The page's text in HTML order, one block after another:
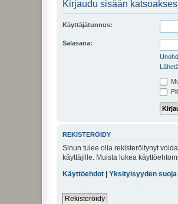
Kirjaudu sisään
Käyttäjätunnus:
Salasana:
REKISTERÖIDY
Sinun tulee olla rekisteröitynyt
käyttäjille. Muista lukea
Käyttöehdot
Yksityisyyden suoja
Rekisteröidy